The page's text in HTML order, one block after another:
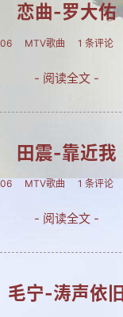
趣闻轶事
建站相关
建站历程
学习PS
电脑旧事
长白神韵
恋曲-罗大佑
MTV歌曲 1 条评论
- 阅读全文 -
田震-靠近我
MTV歌曲 1 条评论
- 阅读全文 -
毛宁-涛声依旧